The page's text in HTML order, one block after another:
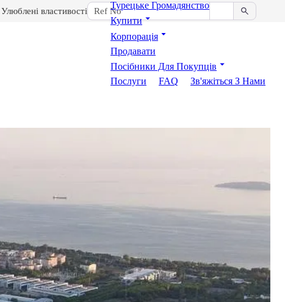
Улюблені властивості
Турецьке Громадянство
Купити
Корпорація
Продавати
Посібники Для Покупців
Послуги
FAQ Зв'яжіться З Нами